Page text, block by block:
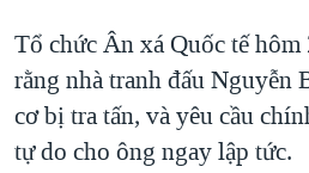
THƯỢNG ĐỈNH TRUMP-KIM TẠI
TRỊNH VĨNH BÌNH VS. CHÍNH
NGƯ DÂN VIỆT VÀ LÀN SÓNG
Tổ chức Ân xá Quốc tế
rằng nhà tranh đấu Nguyễn
cơ bị tra tấn, và yêu cầu
tự do cho ông ngay lập tức.